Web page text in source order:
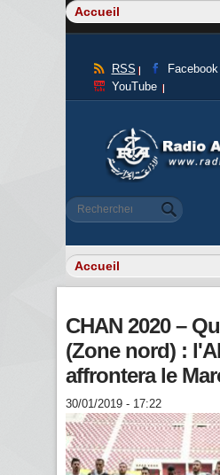
RSS Facebook
YouTube
Formulaire de
Rechercher
CHAN 2020 –
(Zone nord) :
affrontera le
30/01/2019 - 17:22